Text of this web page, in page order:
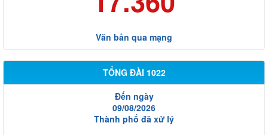
Văn bản qua mạng
TỔNG ĐÀI 1022
Đến ngày
09/08/2026
Thành phố đã xử lý